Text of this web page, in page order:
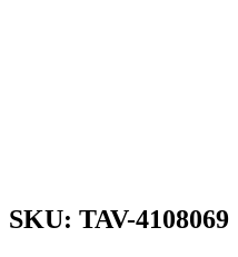
SKU: TAV-4108069